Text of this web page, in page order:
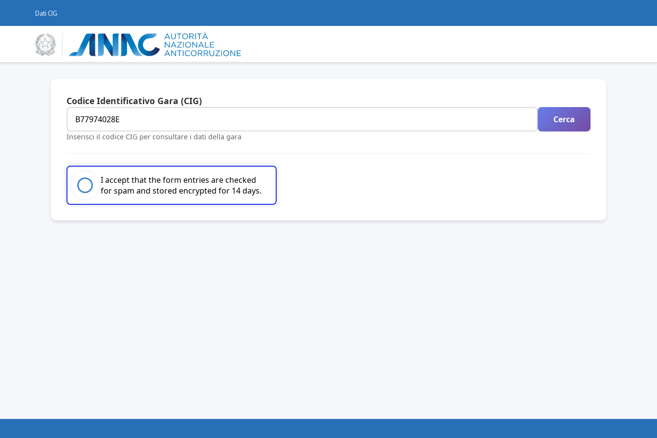
Dati CIG
Codice Identificativo Gara (CIG)
Cerca
Inserisci il codice CIG per consultare i dati della gara
I accept that the form entries are checked
for spam and stored encrypted for 14 days.